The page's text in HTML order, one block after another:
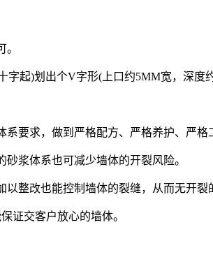
起)划出个V字形(上口约5MM宽，深度
要求，做到严格配方、严格养护、严
浆体系也可减少墙体的开裂风险。
整改也能控制墙体的裂缝，从而无开裂
证交客户放心的墙体。